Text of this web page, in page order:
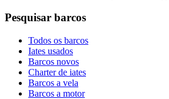
Pesquisar barcos
Todos os barcos
Iates usados
Barcos novos
Charter de iates
Barcos a vela
Barcos a motor